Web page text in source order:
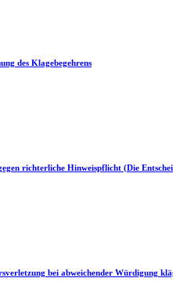
des Klagebegehrens
richterliche Hinweispflicht (Die
bei abweichender Würdigung